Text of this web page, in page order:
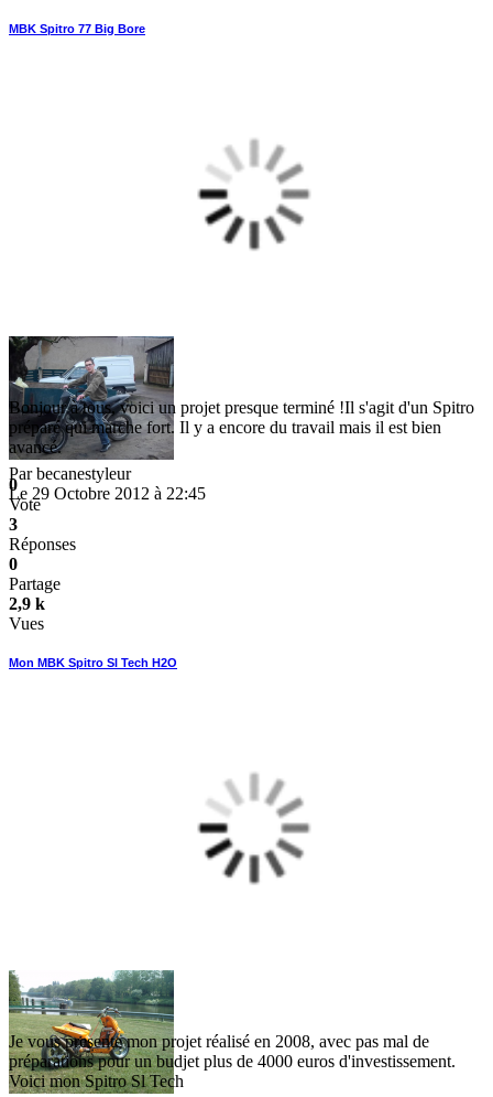
MBK Spitro 77 Big Bore
Parbecanestyleur
Le 29 Octobre 2012 à 22:45
Bonjour à tous, voici un projet presque terminé !Il s'agit d'un Spitro
préparé qui marche fort. Il y a encore du travail mais il est bien
avancé.
0
Vote
3
Réponses
0
Partage
2,9 k
Vues
Mon MBK Spitro Sl Tech H2O
Je vous presente mon projet réalisé en 2008, avec pas mal de
préparations pour un budjet plus de 4000 euros d'investissement.
Voici mon Spitro Sl Tech